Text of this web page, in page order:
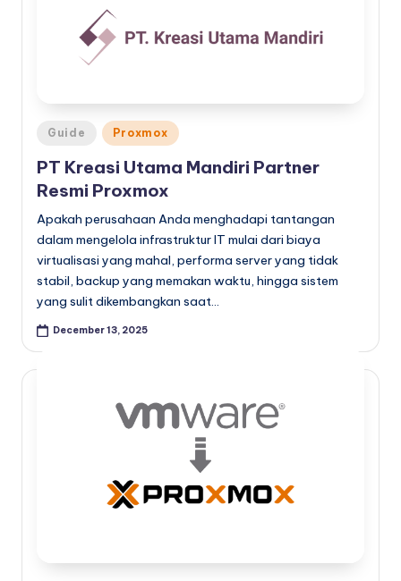
Posted
Guide Proxmox
PT Kreasi Utama Mandiri Partner
Resmi Proxmox
Apakah perusahaan Anda menghadapi tantangan
dalam mengelola infrastruktur IT mulai dari biaya
virtualisasi yang mahal, performa server yang tidak
stabil, backup yang memakan waktu, hingga sistem
yang sulit dikembangkan saat…
December 13, 2025